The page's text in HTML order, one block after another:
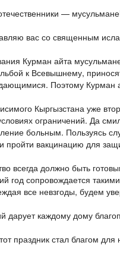
—
вас со священным
Курман айта
к Всевышнему,
Поэтому Курман
Кыргызстана уже
ограничений. Да
больным. Пользуясь
пройти вакцинацию для
всегда должно быть
год сопровождается
все невзгоды, будем
дарует каждому дому
праздник стал благом